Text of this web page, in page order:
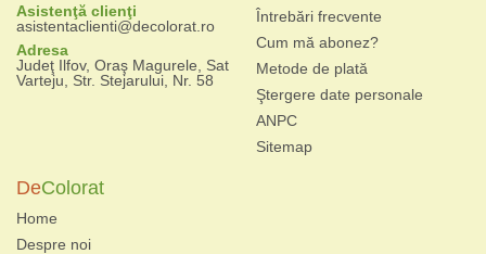
Asistenţă clienţi
asistentaclienti@decolorat.ro
Adresa
Judeţ Ilfov, Oraş Magurele, Sat
Varteju, Str. Stejarului, Nr. 58
Întrebări frecvente
Cum mă abonez?
Metode de plată
Ştergere date personale
ANPC
Sitemap
DeColorat
Home
Despre noi